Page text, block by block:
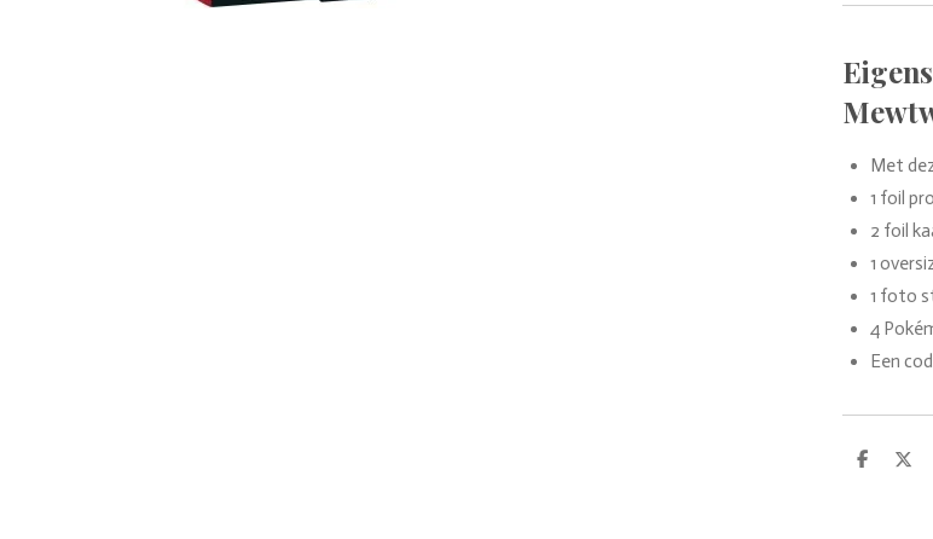
Met
1 foil
2 foil
1
1 foto
4
Een
D
D